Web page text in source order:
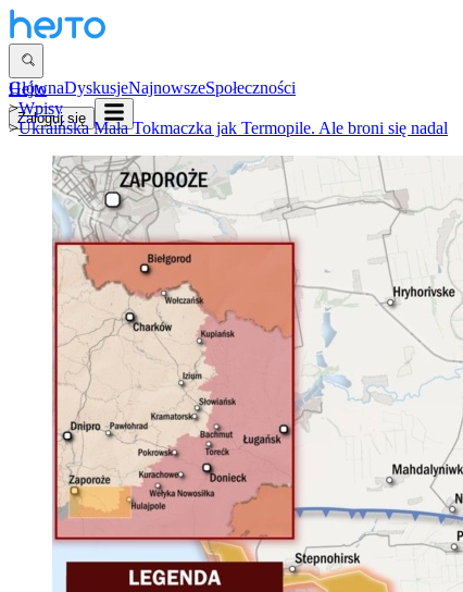
GłównaDyskusjeNajnowszeSpołeczności
Zaloguj się
Hejto
>Wpisy
>Ukraińska Mała Tokmaczka jak Termopile. Ale broni się nadal